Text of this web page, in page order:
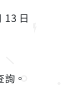
13 日
。